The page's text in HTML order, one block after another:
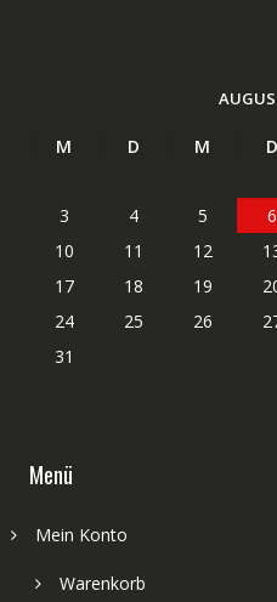
M D M D
3
4 5 6
10
11 12
17
18 19
24
25 26
31
Menü
Mein Konto
Warenkorb